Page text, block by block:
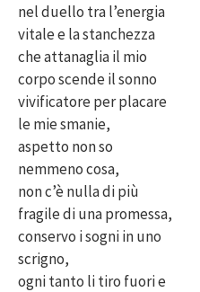
nel duello tra l’energia
vitale e la stanchezza
che attanaglia il mio
corpo scende il sonno
vivificatore per placare
le mie smanie,
aspetto non so
nemmeno cosa,
non c’è nulla di più
fragile di una promessa,
conservo i sogni in uno
scrigno,
ogni tanto li tiro fuori e